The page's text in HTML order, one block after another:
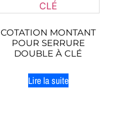
COTATION MONTANT
POUR SERRURE
DOUBLE À CLÉ
Lire la suite